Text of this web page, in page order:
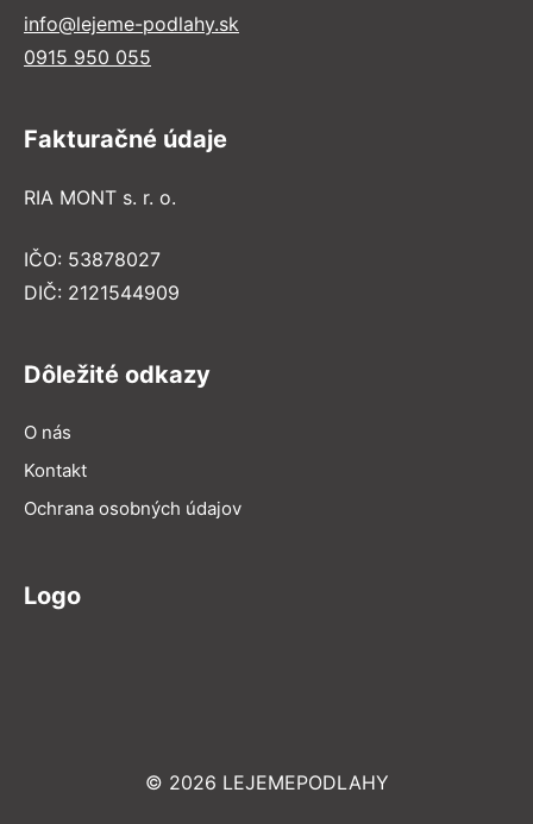
info@lejeme-podlahy.sk
0915 950 055
Fakturačné údaje
RIA MONT s. r. o.
IČO: 53878027
DIČ: 2121544909
Dôležité odkazy
O nás
Kontakt
Ochrana osobných údajov
Logo
© 2026 LEJEMEPODLAHY